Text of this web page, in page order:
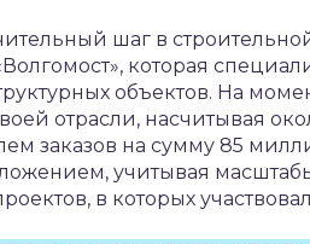
шаг в
которая
объектов. На
отрасли, насчитывая
заказов на сумму 85
учитывая
в которых